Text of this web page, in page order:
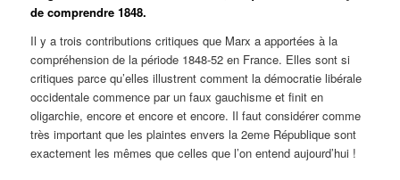
de comprendre 1848.
Il y a trois contributions critiques que Marx a apportées à la
compréhension de la période 1848-52 en France. Elles sont si
critiques parce qu’elles illustrent comment la démocratie libérale
occidentale commence par un faux gauchisme et finit en
oligarchie, encore et encore et encore. Il faut considérer comme
très important que les plaintes envers la 2eme République sont
exactement les mêmes que celles que l’on entend aujourd’hui !